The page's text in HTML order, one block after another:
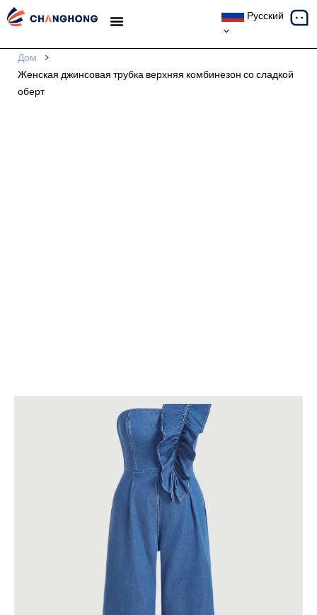
Русский
Дом
>
Женская джинсовая трубка верхняя комбинезон со сладкой
оберт